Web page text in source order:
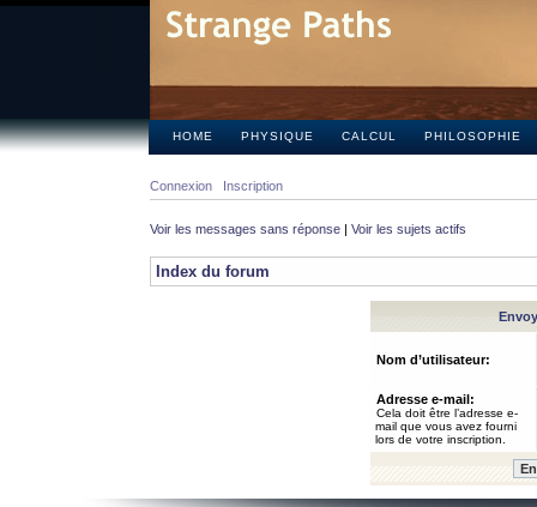
HOME PHYSIQUE CALCUL PHILOSOPHIE
Connexion Inscription
Voir les messages sans réponse | Voir les sujets actifs
Index du forum
Nom d’utilisateur:
Adresse e-mail:
Cela doit être l’adresse e-
mail que vous avez fourni
lors de votre inscription.